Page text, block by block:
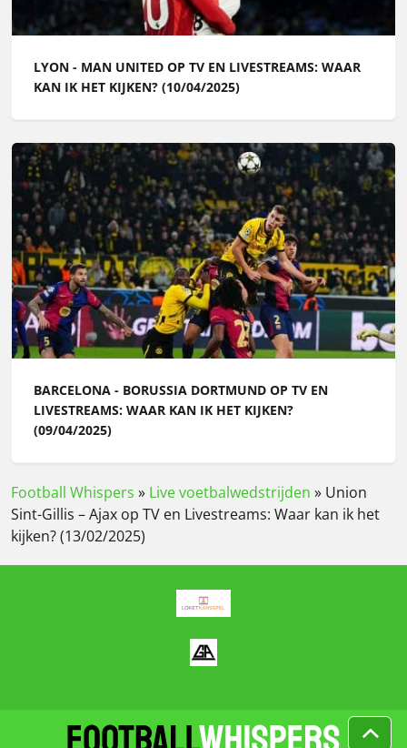
LYON - MAN UNITED OP TV EN LIVESTREAMS: WAAR
KAN IK HET KIJKEN? (10/04/2025)
BARCELONA - BORUSSIA DORTMUND OP TV EN
LIVESTREAMS: WAAR KAN IK HET KIJKEN?
(09/04/2025)
Football Whispers » Live voetbalwedstrijden » Union
Sint-Gillis – Ajax op TV en Livestreams: Waar kan ik het
kijken? (13/02/2025)